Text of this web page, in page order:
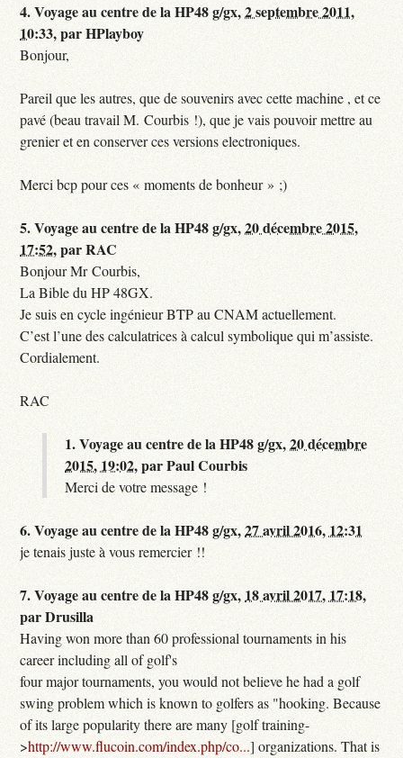
4.Voyage au centre de la HP48 g/gx,2 septembre 2011,
10:33,parHPlayboy
Bonjour,
Pareil que les autres, que de souvenirs avec cette machine , et ce
pavé (beau travail M. Courbis !), que je vais pouvoir mettre au
grenier et en conserver ces versions electroniques.
Merci bcp pour ces « moments de bonheur » ;)
5.Voyage au centre de la HP48 g/gx,20 décembre 2015,
17:52,parRAC
Bonjour Mr Courbis,
La Bible du HP 48GX.
Je suis en cycle ingénieur BTP au CNAM actuellement.
C’est l’une des calculatrices à calcul symbolique qui m’assiste.
Cordialement.
RAC
1.Voyage au centre de la HP48 g/gx,20 décembre
2015, 19:02,parPaul Courbis
Merci de votre message !
6.Voyage au centre de la HP48 g/gx,27 avril 2016, 12:31
je tenais juste à vous remercier !!
7.Voyage au centre de la HP48 g/gx, 18 avril 2017, 17:18,
parDrusilla
Having won more than 60 professional tournaments in his
career including all of golf's
four major tournaments, you would not believe he had a golf
swing problem which is known to golfers as "hooking. Because
of its large popularity there are many [golf training-
>http://www.flucoin.com/index.php/co...] organizations. That is